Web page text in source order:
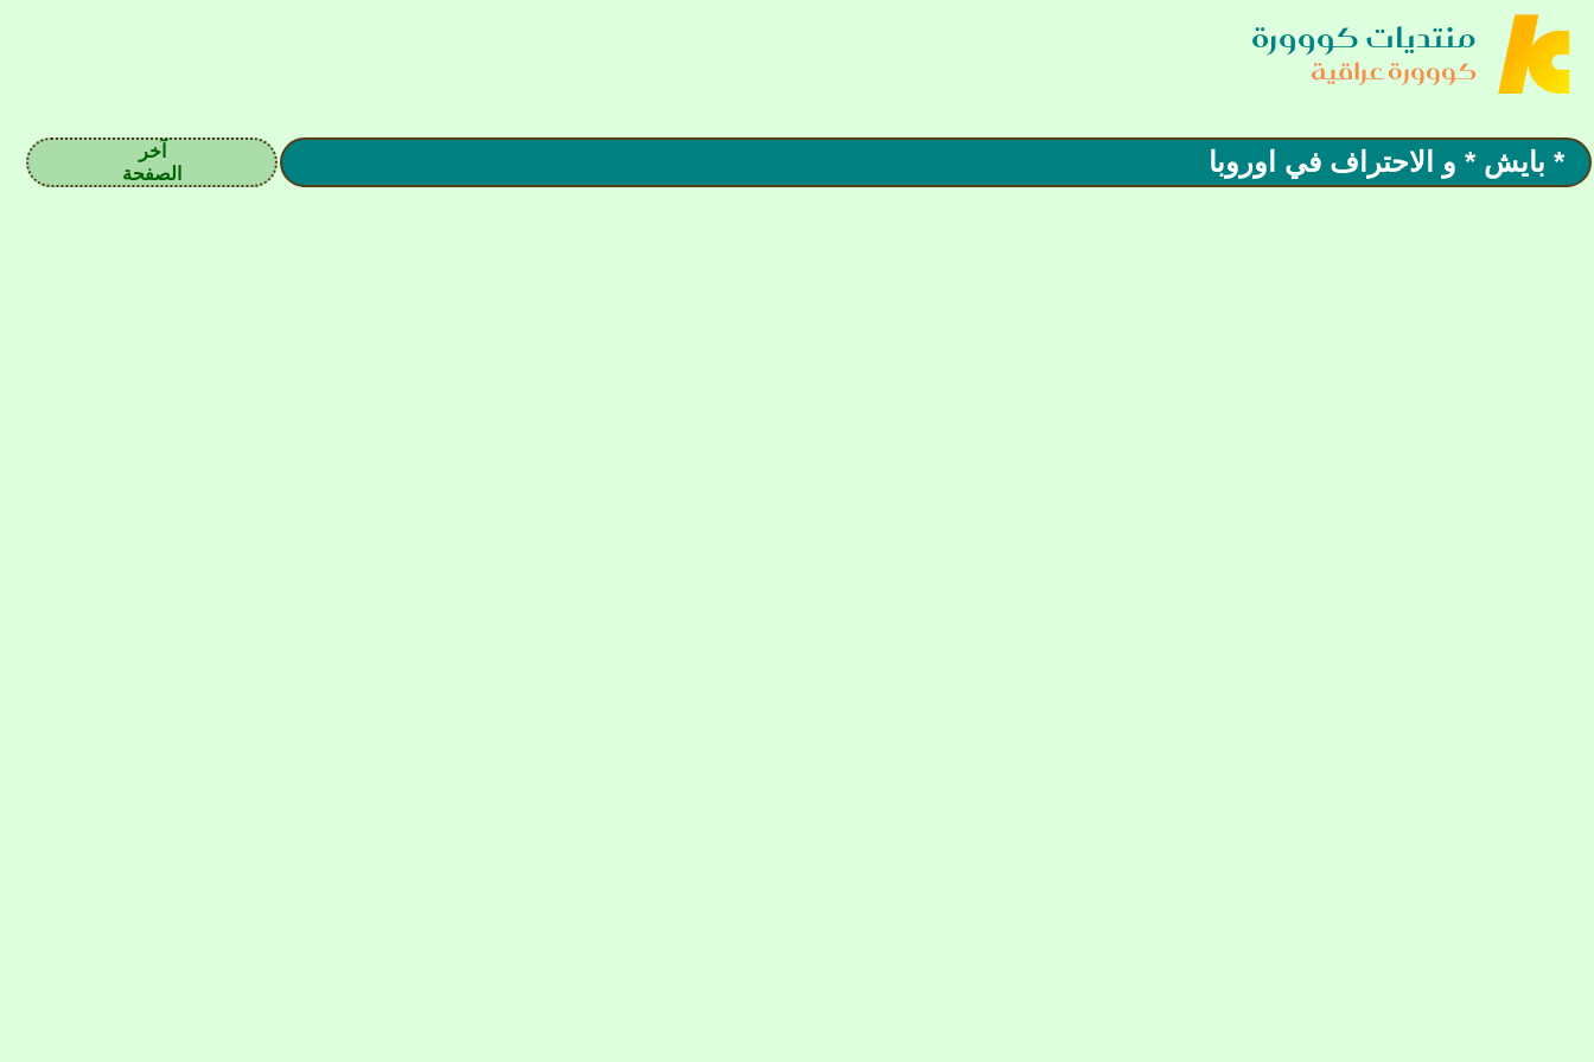
منتديات كووورة
كووورة عراقية
* بايش * و الاحتراف في اوروبا
آخر
الصفحة